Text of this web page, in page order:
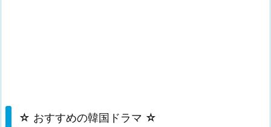
☆ おすすめの韓国ドラマ ☆